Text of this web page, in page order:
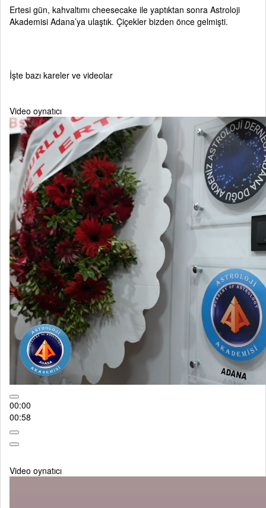
Ertesi gün, kahvaltımı cheesecake ile yaptıktan sonra Astroloji
Akademisi Adana’ya ulaştık. Çiçekler bizden önce gelmişti.
İşte bazı kareler ve videolar
Video oynatıcı
00:00
00:58
Video oynatıcı